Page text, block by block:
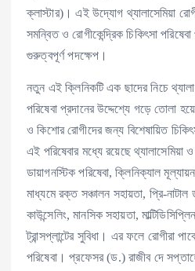
ক্লাস্টার)। এই উদ্যোগ থ্যালাসেমিয়া
সমন্বিত ও রোগীকেন্দ্রিক চিকিৎসা
গুরুত্বপূর্ণ পদক্ষেপ।
নতুন এই ক্লিনিকটি এক ছাদের নিচে
পরিষেবা প্রদানের উদ্দেশ্যে গড়ে তোলা
ও কিশোর রোগীদের জন্য বিশেষায়িত
এই পরিষেবার মধ্যে রয়েছে থ্যালাসেমিয়া
ডায়াগনস্টিক পরিষেবা, ক্লিনিক্যাল
মাধ্যমে রক্ত সঞ্চালন সহায়তা, প্রি-নাটাল
কাউন্সেলিং, মানসিক সহায়তা,
ট্রান্সপ্লান্টের সুবিধা। এর ফলে রোগীরা
পরিষেবা। প্রফেসর (ড.) রাজীব দে